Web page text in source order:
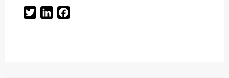
TwitterLinkedIn